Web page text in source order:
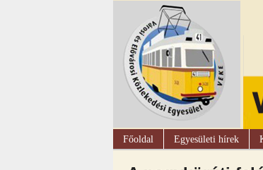
Főoldal Egyesületi hírek